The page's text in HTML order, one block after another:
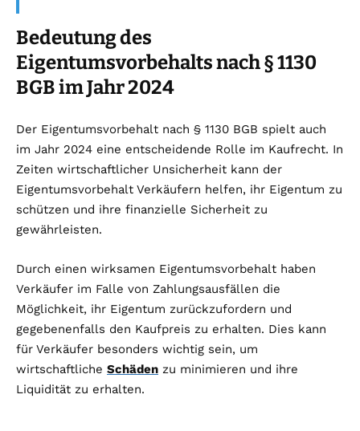
Bedeutung des
Eigentumsvorbehalts nach § 1130
BGB im Jahr 2024
Der Eigentumsvorbehalt nach § 1130 BGB spielt auch
im Jahr 2024 eine entscheidende Rolle im Kaufrecht. In
Zeiten wirtschaftlicher Unsicherheit kann der
Eigentumsvorbehalt Verkäufern helfen, ihr Eigentum zu
schützen und ihre finanzielle Sicherheit zu
gewährleisten.
Durch einen wirksamen Eigentumsvorbehalt haben
Verkäufer im Falle von Zahlungsausfällen die
Möglichkeit, ihr Eigentum zurückzufordern und
gegebenenfalls den Kaufpreis zu erhalten. Dies kann
für Verkäufer besonders wichtig sein, um
wirtschaftliche Schäden zu minimieren und ihre
Liquidität zu erhalten.